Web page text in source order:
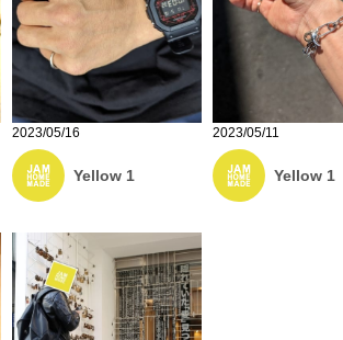
2023/05/16
Yellow 1
2023/05/11
Yellow 1